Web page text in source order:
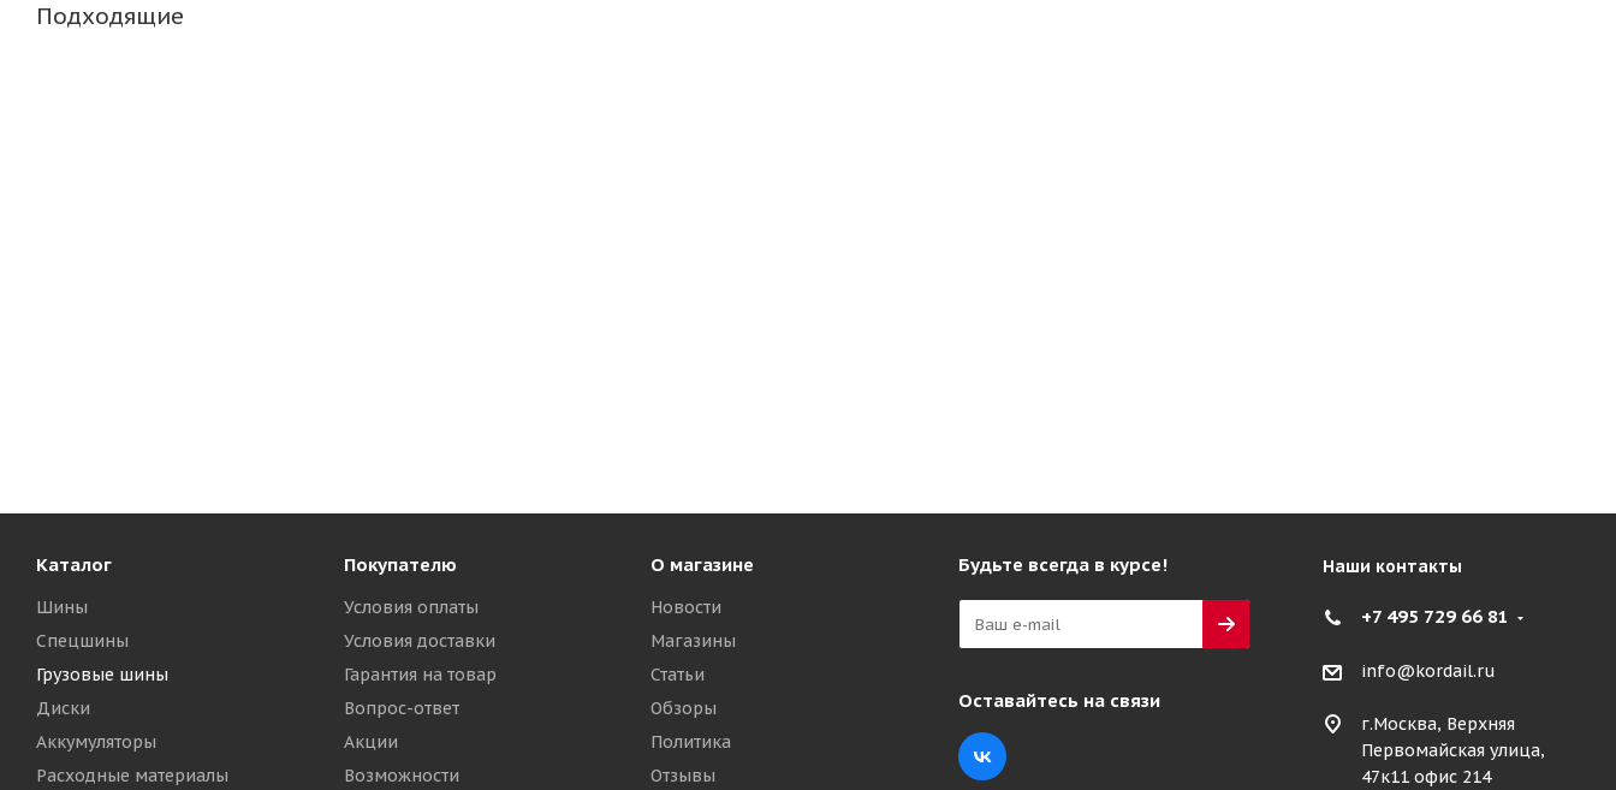
Подходящие
Simpeco Praktik S1 315/70 R22.5 156/150L PR20 Рулевая
Каталог
Шины
Спецшины
Грузовые шины
Диски
Аккумуляторы
Расходные материалы
Покупателю
Условия оплаты
Условия доставки
Гарантия на товар
Вопрос-ответ
Акции
Возможности
О магазине
Новости
Магазины
Статьи
Обзоры
Политика
Отзывы
Будьте всегда в курсе!
Оставайтесь на связи
Наши контакты
+7 495 729 66 81
info@kordail.ru
г.Москва, Верхняя
Первомайская улица,
47к11 офис 214